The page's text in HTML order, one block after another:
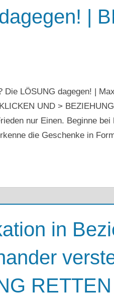
|
Die LÖSUNG dagegen! |
UND >
nur Einen. Beginne
die Geschenke in
in
RETTEN